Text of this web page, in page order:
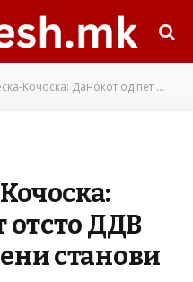
од пет отсто ДДВ на новоизградени станови останува ист
отсто ДДВ
станови